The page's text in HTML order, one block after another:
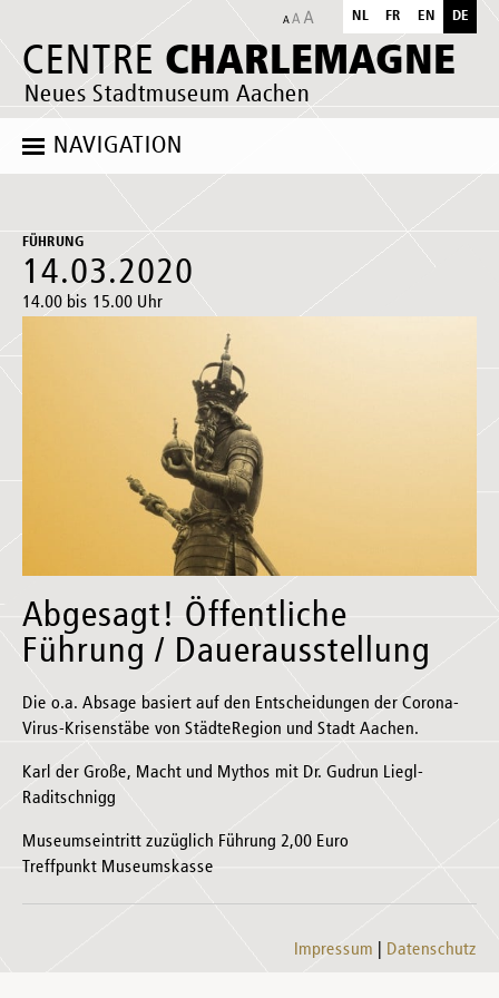
CENTRE CHARLEMAGNE
Neues Stadtmuseum Aachen
NL FR EN DE
NAVIGATION
FÜHRUNG
14.03.2020
14.00 bis 15.00 Uhr
Abgesagt! Öffentliche
Führung / Dauerausstellung
Die o.a. Absage basiert auf den Entscheidungen der Corona-
Virus-Krisenstäbe von StädteRegion und Stadt Aachen.
Karl der Große, Macht und Mythos mit Dr. Gudrun Liegl-
Raditschnigg
Museumseintritt zuzüglich Führung 2,00 Euro
Treffpunkt Museumskasse
Impressum Datenschutz